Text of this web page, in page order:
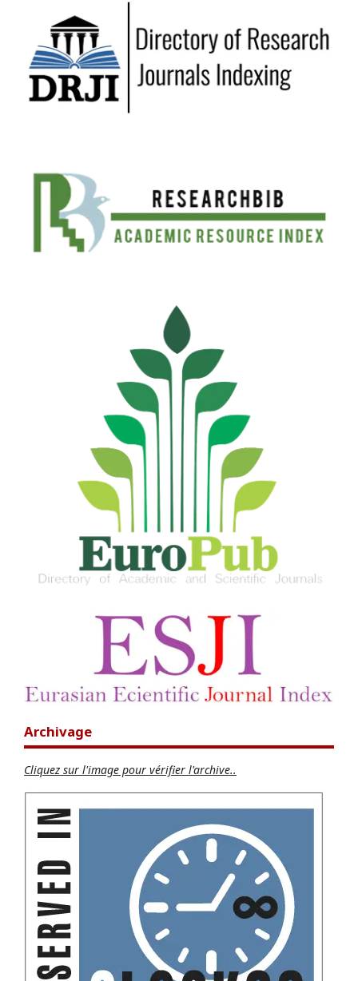
Archivage
Cliquez sur l'image pour vérifier l'archive..